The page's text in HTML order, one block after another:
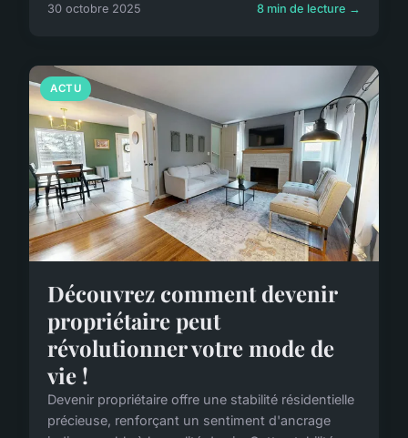
30 octobre 2025 8 min de lecture →
ACTU
Découvrez comment devenir
propriétaire peut
révolutionner votre mode de
vie !
Devenir propriétaire offre une stabilité résidentielle
précieuse, renforçant un sentiment d'ancrage